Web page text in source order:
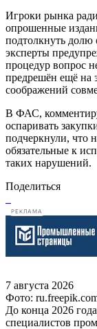
Игроки рынка
опрошенные
подтолкнуть долю
эксперты
процедур вопрос
предрешён ещё на
соображений
В ФАС,
оспаривать
подчеркнули, что
обязательные к
таких нарушений.
Поделиться
РЕКЛАМА
7 августа 2026
Фото:
До конца 2026
специалистов